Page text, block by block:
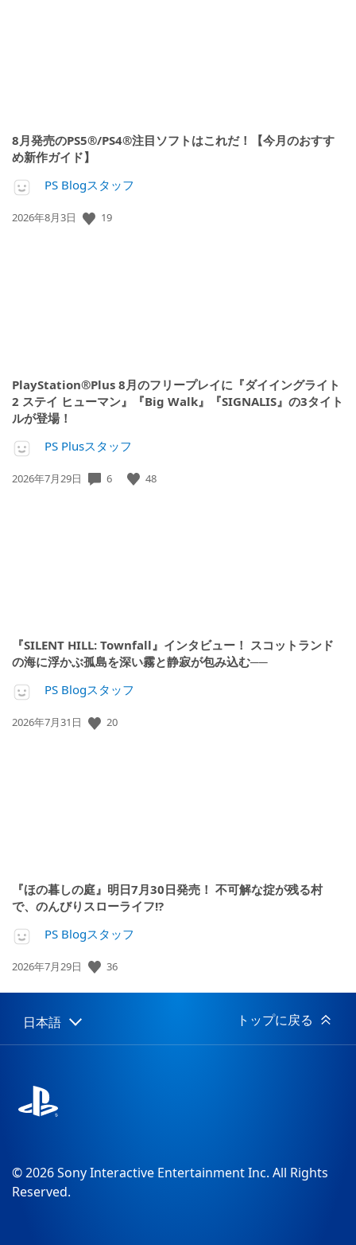
8月発売のPS5®/PS4®注目ソフトはこれだ！【今月のおすす
め新作ガイド】
PS Blogスタッフ
公
2026年8月3日 19
PlayStation®Plus 8月のフリープレイに『ダイイングライト
2 ステイ ヒューマン』『Big Walk』『SIGNALIS』の3タイト
ルが登場！
PS Plusスタッフ
公
2026年7月29日 6 48
『SILENT HILL: Townfall』インタビュー！ スコットランド
の海に浮かぶ孤島を深い霧と静寂が包み込む──
PS Blogスタッフ
公
2026年7月31日 20
『ほの暮しの庭』明日7月30日発売！ 不可解な掟が残る村
で、のんびりスローライフ!?
PS Blogスタッフ
公
日:
2026年7月29日 36
Select
a
Current
region:
日本語 トップに戻る
© 2026 Sony Interactive Entertainment Inc. All Rights
Reserved.